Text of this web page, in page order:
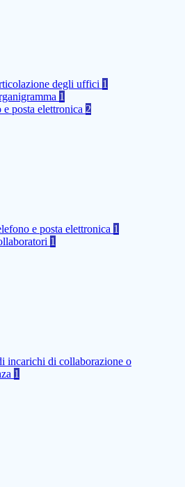
degli uffici 1
1
e posta elettronica 2
e posta elettronica 1
1
incarichi di collaborazione o
1